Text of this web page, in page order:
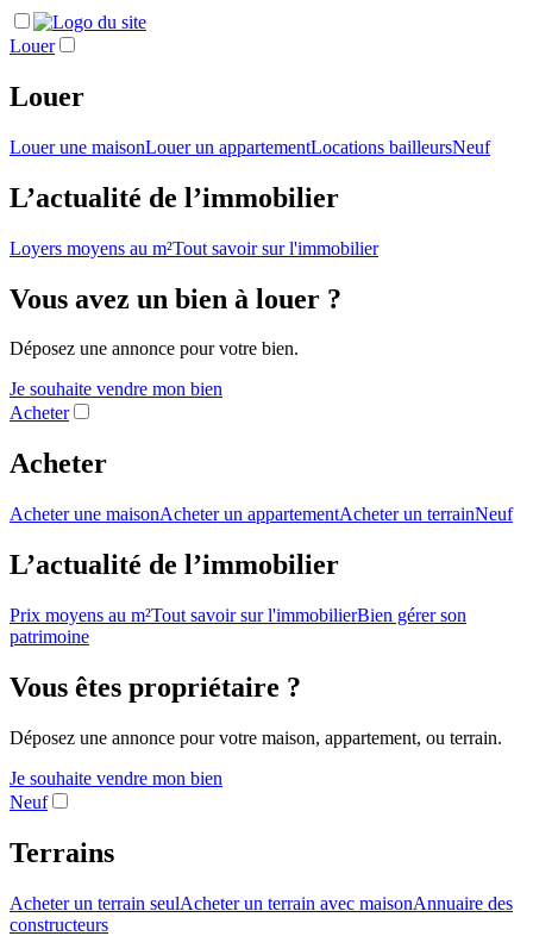
Louer
Louer
Louer une maisonLouer un appartementLocations bailleursNeuf
L’actualité de l’immobilier
Loyers moyens au m²Tout savoir sur l'immobilier
Vous avez un bien à louer ?
Déposez une annonce pour votre bien.
Je souhaite vendre mon bien
Acheter
Acheter
Acheter une maisonAcheter un appartementAcheter un terrainNeuf
L’actualité de l’immobilier
Prix moyens au m²Tout savoir sur l'immobilierBien gérer son
patrimoine
Vous êtes propriétaire ?
Déposez une annonce pour votre maison, appartement, ou terrain.
Je souhaite vendre mon bien
Neuf
Terrains
Acheter un terrain seulAcheter un terrain avec maisonAnnuaire des
constructeurs